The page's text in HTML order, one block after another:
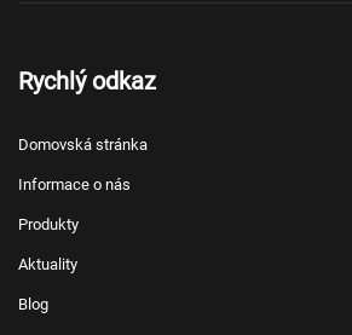
Rychlý odkaz
Domovská stránka
Informace o nás
Produkty
Aktuality
Blog